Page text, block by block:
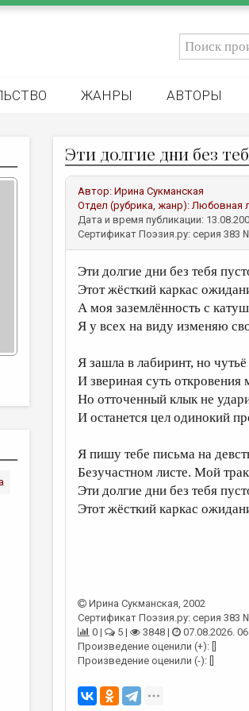
ЖАНРЫ АВТОРЫ
Эти долгие дни без
Автор: Ирина Сукманская
Отдел (рубрика, жанр):Любовная
Дата и время публикации:
Сертификат Поэзия.ру: серия 383
Эти долгие дни без тебя
Этот жёсткий каркас
А моя заземлённость с
Я у всех на виду изменяю
Я зашла в лабиринт, но
И звериная суть откровения
Но отточенный клык не
И останется цел одинокий
Я пишу тебе письма на
Безучастном листе. Мой
Эти долгие дни без тебя
Этот жёсткий каркас
Ирина Сукманская, 2002
Сертификат Поэзия.ру: серия 383
0 |
5 | 3848 |
07.08.2026.
Произведение оценили (+): []
Произведение оценили (-): []